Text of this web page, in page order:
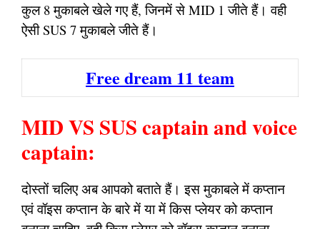
कुल 8 मुकाबले खेले गए हैं, जिनमें से MID 1 जीते हैं। वही
ऐसी SUS 7 मुकाबले जीते हैं।
Free dream 11 team
MID VS SUS captain and voice
captain:
दोस्तों चलिए अब आपको बताते हैं। इस मुकाबले में कप्तान
एवं वॉइस कप्तान के बारे में या में किस प्लेयर को कप्तान